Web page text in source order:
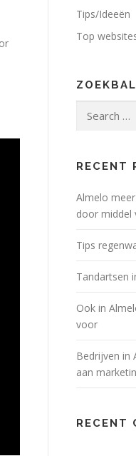
Tips/Ideeën
Top
for:
RECENT
Almelo
door middel
Tips
Tandartsen
Ook in
voor
Bedrijven in
aan
RECENT